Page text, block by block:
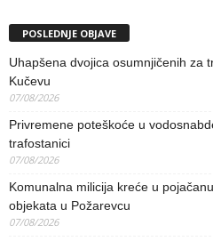
POSLEDNJE OBJAVE
Uhapšena dvojica osumnjičenih za
Kučevu
07/08/2026
Privremene poteškoće u
trafostanici
07/08/2026
Komunalna milicija kreće u
objekata u Požarevcu
07/08/2026